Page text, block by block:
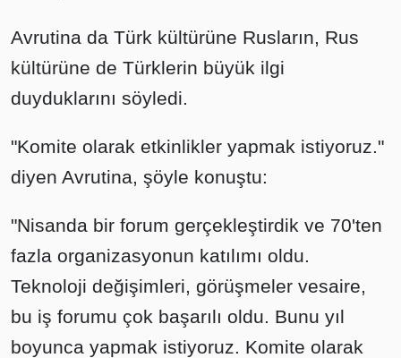
Avrutina da Türk kültürüne Rusların, Rus
kültürüne de Türklerin büyük ilgi
duyduklarını söyledi.
"Komite olarak etkinlikler yapmak istiyoruz."
diyen Avrutina, şöyle konuştu:
"Nisanda bir forum gerçekleştirdik ve 70'ten
fazla organizasyonun katılımı oldu.
Teknoloji değişimleri, görüşmeler vesaire,
bu iş forumu çok başarılı oldu. Bunu yıl
boyunca yapmak istiyoruz. Komite olarak